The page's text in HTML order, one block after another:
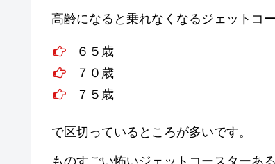
高齢になると乗れなくなるジェットコ
６５歳
７０歳
７５歳
で区切っているところが多いです。